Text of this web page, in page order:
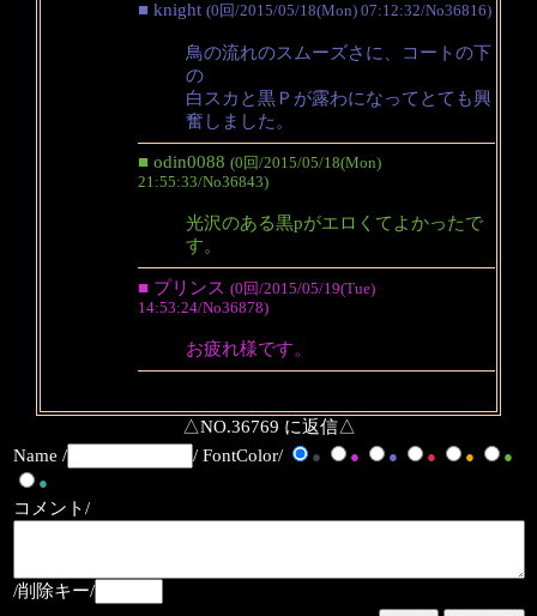
■ knight (0回/2015/05/18(Mon) 07:12:32/No36816)
鳥の流れのスムーズさに、コートの下
の
白スカと黒Ｐが露わになってとても興
奮しました。
■ odin0088 (0回/2015/05/18(Mon)
21:55:33/No36843)
光沢のある黒pがエロくてよかったで
す。
■ プリンス (0回/2015/05/19(Tue)
14:53:24/No36878)
お疲れ様です。
△NO.36769 に返信△
Name /
/ FontColor/ ● ● ● ● ●
●
●
コメント/
/削除キー/